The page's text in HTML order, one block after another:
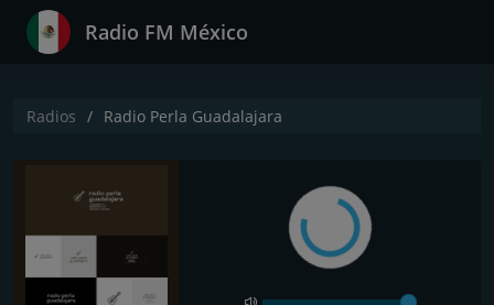
Radio FM México
Radios Radio Perla Guadalajara